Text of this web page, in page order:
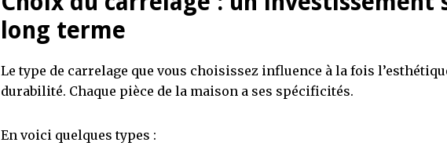
long terme
Le type de carrelage que vous choisissez influence à la fois
durabilité. Chaque pièce de la maison a ses spécificités.
En voici quelques types :